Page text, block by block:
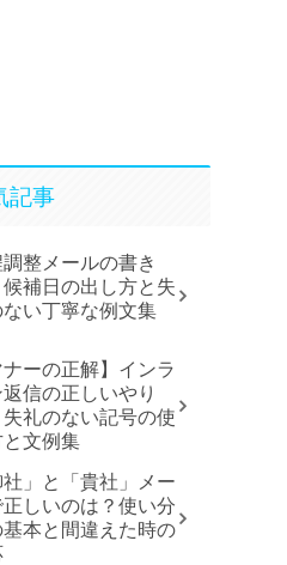
記事
調整メールの書き
補日の出し方と失
い丁寧な例文集
ナーの正解】インラ
信の正しいやり
礼のない記号の使
と文例集
社」と「貴社」メー
正しいのは？使い分
基本と間違えた時の